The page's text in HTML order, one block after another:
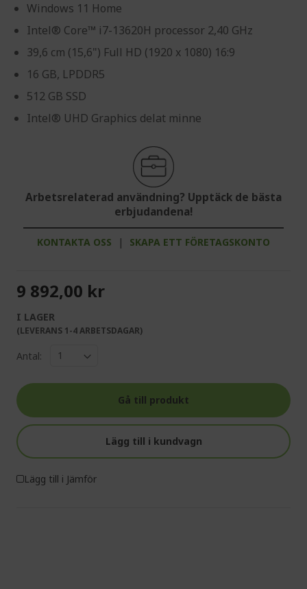
Windows 11 Home
Intel® Core™ i7-13620H processor 2,40 GHz
39,6 cm (15,6") Full HD (1920 x 1080) 16:9
16 GB, LPDDR5
512 GB SSD
Intel® UHD Graphics delat minne
Arbetsrelaterad användning? Upptäck de bästa
erbjudandena!
KONTAKTA OSS | SKAPA ETT FÖRETAGSKONTO
9 892,00 kr
I LAGER
(LEVERANS 1-4 ARBETSDAGAR)
Antal:
Gå till produkt
Lägg till i kundvagn
Lägg till i Jämför